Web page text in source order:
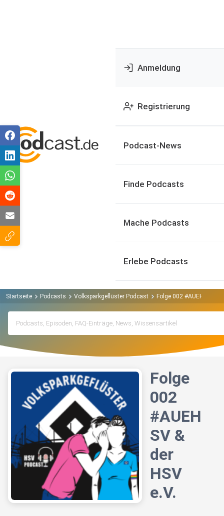
Anmeldung
Registrierung
Podcast-News
Finde Podcasts
Mache Podcasts
Erlebe Podcasts
Startseite Podcasts Volksparkgeflüster Podcast Folge 002 #AUEHSV &
Folge
002
#AUEH
SV &
der
HSV
e.V.